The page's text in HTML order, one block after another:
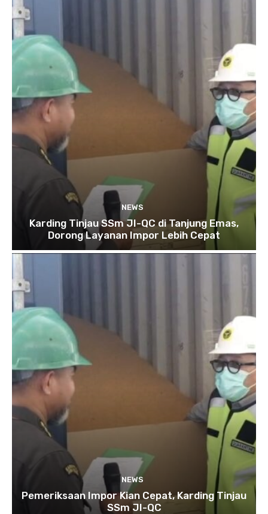
NEWS
Karding Tinjau SSm JI-QC di Tanjung Emas,
Dorong Layanan Impor Lebih Cepat
NEWS
Pemeriksaan Impor Kian Cepat, Karding Tinjau
SSm JI-QC